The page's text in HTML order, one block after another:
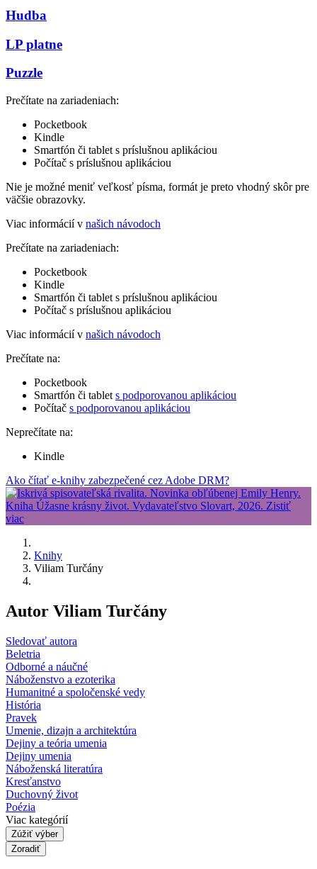
Hudba
LP platne
Puzzle
Prečítate na zariadeniach:
Pocketbook
Kindle
Smartfón či tablet s príslušnou aplikáciou
Počítač s príslušnou aplikáciou
Nie je možné meniť veľkosť písma, formát je preto vhodný skôr pre
väčšie obrazovky.
Viac informácií v našich návodoch
Prečítate na zariadeniach:
Pocketbook
Kindle
Smartfón či tablet s príslušnou aplikáciou
Počítač s príslušnou aplikáciou
Viac informácií v našich návodoch
Prečítate na:
Pocketbook
Smartfón či tablet s podporovanou aplikáciou
Počítač s podporovanou aplikáciou
Neprečítate na:
Kindle
Ako čítať e-knihy zabezpečené cez Adobe DRM?
Knihy
Viliam Turčány
Autor Viliam Turčány
Sledovať autora
Beletria
Odborné a náučné
Náboženstvo a ezoterika
Humanitné a spoločenské vedy
História
Pravek
Umenie, dizajn a architektúra
Dejiny a teória umenia
Dejiny umenia
Náboženská literatúra
Kresťanstvo
Duchovný život
Poézia
Viac kategórií
Zúžiť výber
Zoradiť